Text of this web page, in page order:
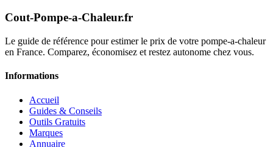
Cout-Pompe-a-Chaleur.fr
Le guide de référence pour estimer le prix de votre pompe-a-chaleur
en France. Comparez, économisez et restez autonome chez vous.
Informations
Accueil
Guides & Conseils
Outils Gratuits
Marques
Annuaire